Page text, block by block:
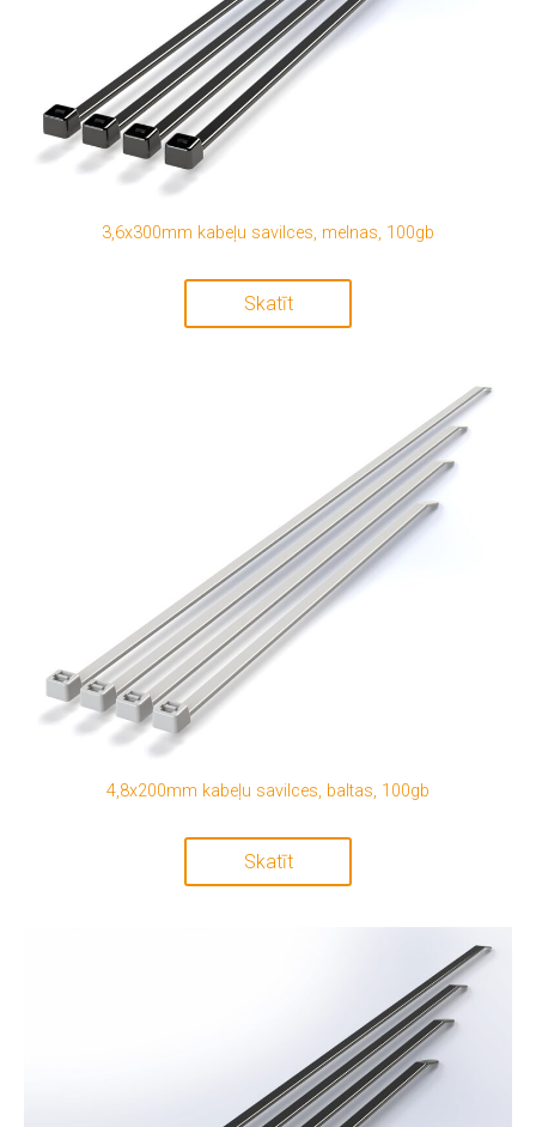
3,6x300mm kabeļu savilces, melnas, 100gb
Skatīt
4,8x200mm kabeļu savilces, baltas, 100gb
Skatīt